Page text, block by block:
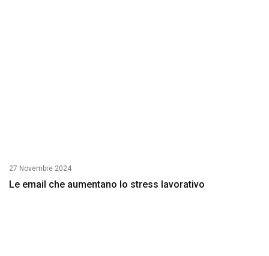
27 Novembre 2024
Le email che aumentano lo stress lavorativo